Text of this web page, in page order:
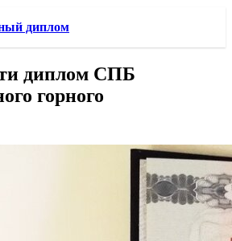
диплом
диплом СПБ
горного